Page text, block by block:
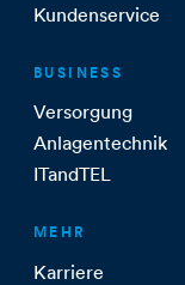
Kundenservice
BUSINESS
Versorgung
Anlagentechnik
ITandTEL
MEHR
Karriere